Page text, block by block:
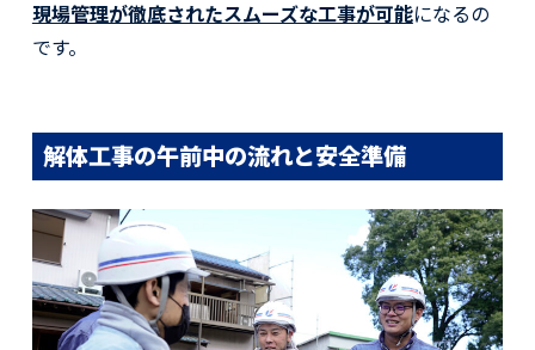
現場管理が徹底されたスムーズな工事が可能になるの
です。
解体工事の午前中の流れと安全準備